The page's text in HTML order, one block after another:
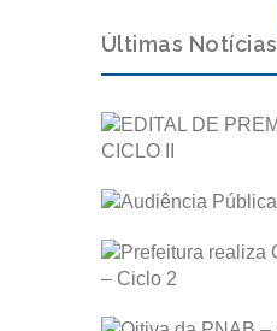
Últimas Notícias